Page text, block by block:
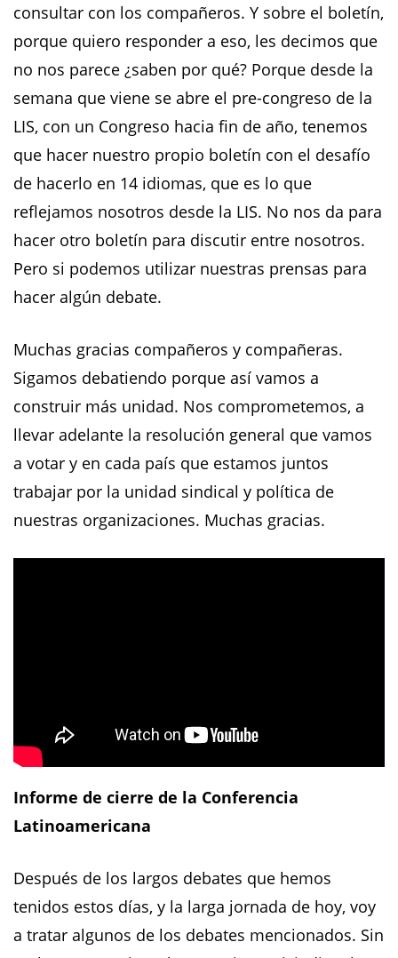
consultar con los compañeros. Y sobre el boletín,
porque quiero responder a eso, les decimos que
no nos parece ¿saben por qué? Porque desde la
semana que viene se abre el pre-congreso de la
LIS, con un Congreso hacia fin de año, tenemos
que hacer nuestro propio boletín con el desafío
de hacerlo en 14 idiomas, que es lo que
reflejamos nosotros desde la LIS. No nos da para
hacer otro boletín para discutir entre nosotros.
Pero si podemos utilizar nuestras prensas para
hacer algún debate.
Muchas gracias compañeros y compañeras.
Sigamos debatiendo porque así vamos a
construir más unidad. Nos comprometemos, a
llevar adelante la resolución general que vamos
a votar y en cada país que estamos juntos
trabajar por la unidad sindical y política de
nuestras organizaciones. Muchas gracias.
Informe de cierre de la Conferencia
Latinoamericana
Después de los largos debates que hemos
tenidos estos días, y la larga jornada de hoy, voy
a tratar algunos de los debates mencionados. Sin